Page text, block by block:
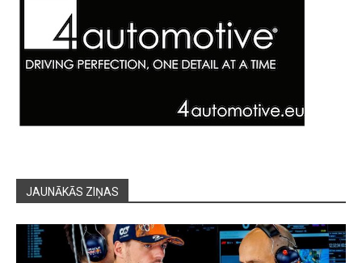
JAUNĀKĀS ZIŅAS